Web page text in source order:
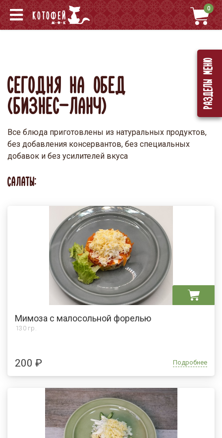
0
Разделы меню
СЕГОДНЯ НА ОБЕД
(БИЗНЕС-ЛАНЧ)
Все блюда приготовлены из натуральных продуктов,
без добавления консервантов, без специальных
добавок и без усилителей вкуса
САЛАТЫ:
Мимоза с малосольной форелью
130 гр.
200 ₽ Подробнее